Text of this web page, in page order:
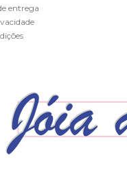
entrega